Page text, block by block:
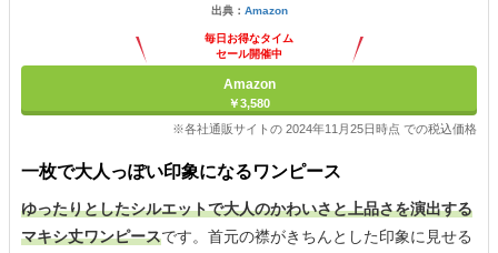
出典： Amazon
毎日お得なタイム
セール開催中
Amazon
￥3,580
※各社通販サイトの 2024年11月25日時点 での税込価格
一枚で大人っぽい印象になるワンピース
ゆったりとしたシルエットで大人のかわいさと上品さを演出する
マキシ丈ワンピースです。首元の襟がきちんとした印象に見せる